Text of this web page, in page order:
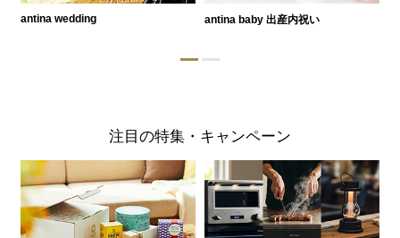
antina wedding antina baby 出産内祝い
注目の特集・キャンペーン